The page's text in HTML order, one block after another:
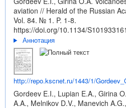
aviation // Herald of the Russian
Vol. 84. № 1. P. 1-8.
https://doi.org/10.1134/
Аннотация
http://repo.kscnet.ru/1443/1/
Gordeev E.I., Lupian E.A., Girina
A.A., Melnikov D.V., Manevich